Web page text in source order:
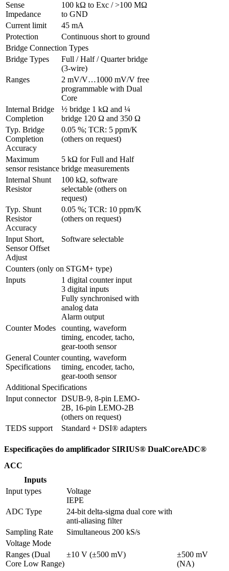
Sense
Impedance
100 kΩ to Exc / >100 MΩ
to GND
Current limit
45 mA
Protection
Continuous short to ground
Bridge Connection Types
Bridge Types
Full / Half / Quarter bridge
(3-wire)
Ranges
2 mV/V…1000 mV/V free
programmable with Dual
Core
Internal Bridge
Completion
½ bridge 1 kΩ and ¼
bridge 120 Ω and 350 Ω
Typ. Bridge
Completion
Accuracy
0.05 %; TCR: 5 ppm/K
(others on request)
Maximum
sensor resistance
5 kΩ for Full and Half
bridge measurements
Internal Shunt
Resistor
100 kΩ, software
selectable (others on
request)
Typ. Shunt
Resistor
Accuracy
0.05 %; TCR: 10 ppm/K
(others on request)
Input Short,
Sensor Offset
Adjust
Software selectable
Counters (only on STGM+ type)
Inputs
1 digital counter input
3 digital inputs
Fully synchronised with
analog data
Alarm output
Counter Modes
counting, waveform
timing, encoder, tacho,
gear-tooth sensor
General Counter
Specifications
counting, waveform
timing, encoder, tacho,
gear-tooth sensor
Additional Specifications
Input connector DSUB-9, 8-pin LEMO-
2B, 16-pin LEMO-2B
(others on request)
TEDS support
Standard + DSI® adapters
Especificações do amplificador SIRIUS® DualCoreADC®
ACC
Inputs
Input types
Voltage
IEPE
ADC Type
24-bit delta-sigma dual core with
anti-aliasing filter
Sampling Rate
Simultaneous 200 kS/s
Voltage Mode
Ranges (Dual
Core Low Range)
±10 V (±500 mV)
±500 mV
(NA)